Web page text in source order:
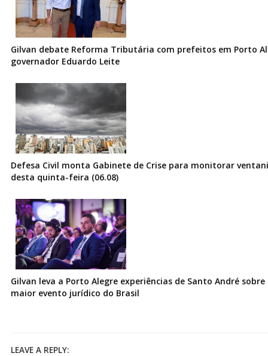
Gilvan debate Reforma Tributária com prefeitos em Porto
governador Eduardo Leite
Defesa Civil monta Gabinete de Crise para monitorar
desta quinta-feira (06.08)
Gilvan leva a Porto Alegre experiências de Santo André
maior evento jurídico do Brasil
LEAVE A REPLY: